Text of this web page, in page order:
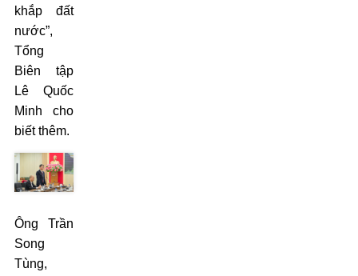
khắp đất
nước”,
Tổng
Biên tập
Lê Quốc
Minh cho
biết thêm.
Ông Trần
Song
Tùng,